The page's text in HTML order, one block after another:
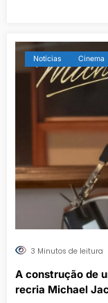
Notícias Cinema
3 Minutos de leitura
A construção de
recria Michael